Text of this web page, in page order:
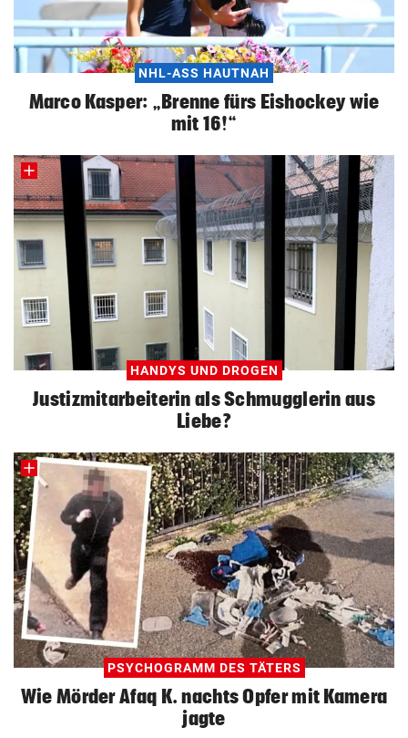
NHL-ASS HAUTNAH
Marco Kasper: „Brenne fürs Eishockey wie
mit 16!“
HANDYS UND DROGEN
Justizmitarbeiterin als Schmugglerin aus
Liebe?
PSYCHOGRAMM DES TÄTERS
Wie Mörder Afaq K. nachts Opfer mit Kamera
jagte